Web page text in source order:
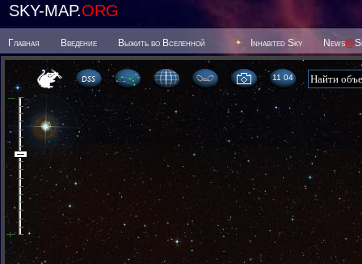
SKY-MAP.ORG
Главная Введение Выжить во Вселенной Inhabited Sky News@
11:04